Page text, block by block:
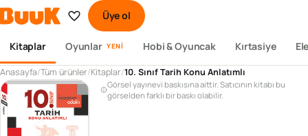
Üye ol
Kitaplar Oyunlar YENI Hobi & Oyuncak Kırtasiye
Anasayfa/Tüm ürünler/Kitaplar/10. Sınıf Tarih Konu Anlatımlı
Görsel yayınevi baskısına aittir. Satıcının kitabı bu
görselden farklı bir baskı olabilir.